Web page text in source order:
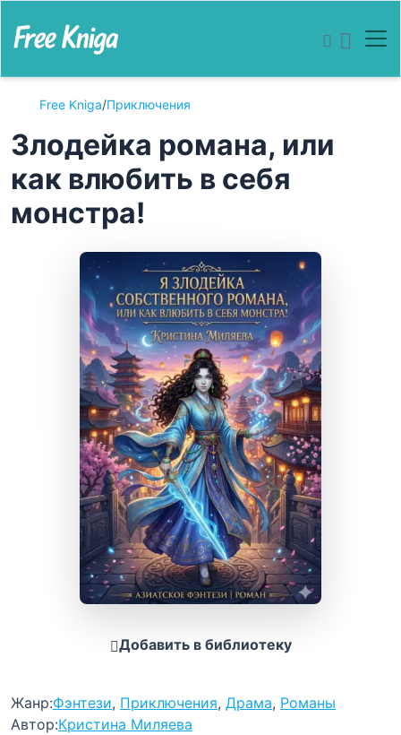
Free Kniga/Приключения
Злодейка романа, или
как влюбить в себя
монстра!
Добавить в библиотеку
Жанр:Фэнтези, Приключения, Драма, Романы
Автор:Кристина Миляева